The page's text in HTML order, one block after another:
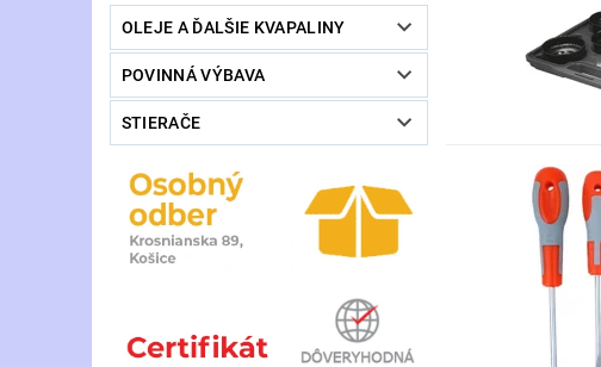
OLEJE A ĎALŠIE KVAPALINY
POVINNÁ VÝBAVA
STIERAČE